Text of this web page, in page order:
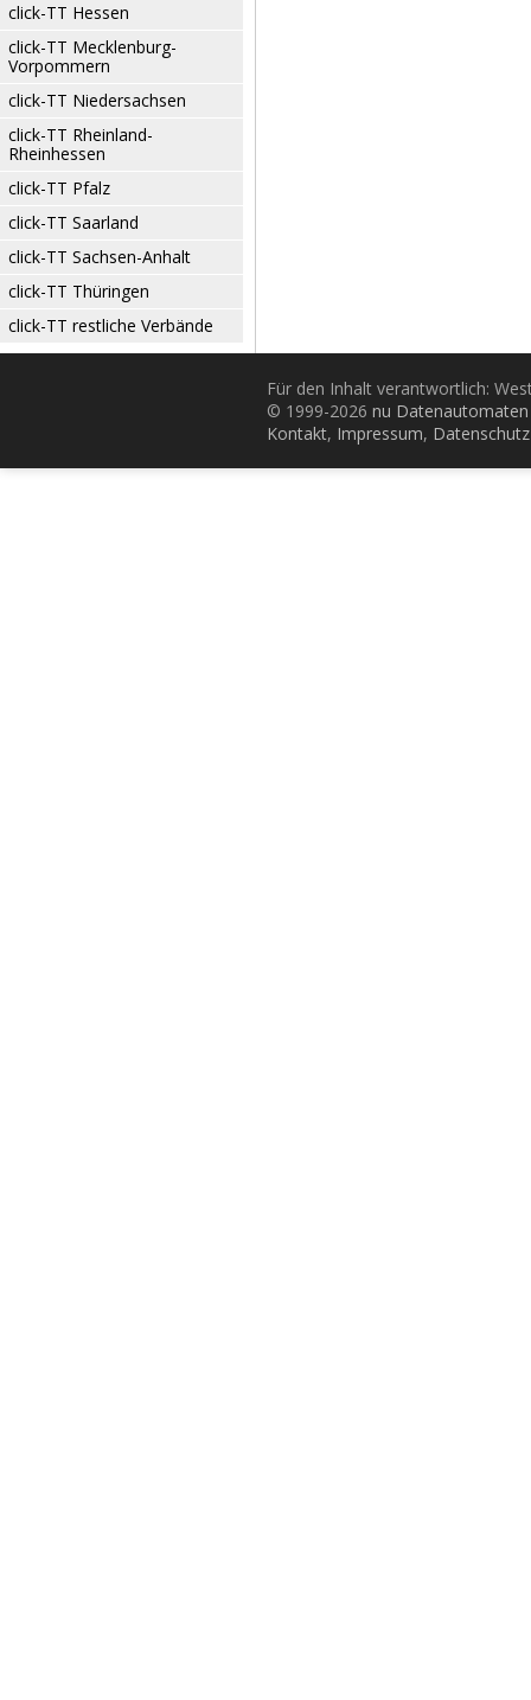
click-TT Hessen
click-TT Mecklenburg-
Vorpommern
click-TT Niedersachsen
click-TT Rheinland-
Rheinhessen
click-TT Pfalz
click-TT Saarland
click-TT Sachsen-Anhalt
click-TT Thüringen
click-TT restliche Verbände
Für den Inhalt verantwortlich:
© 1999-2026 nu
Kontakt, Impressum, Datenschutz